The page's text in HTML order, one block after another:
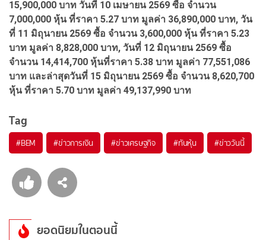
15,900,000 บาท วันที่ 10 เมษายน 2569 ซื้อ จำนวน
7,000,000 หุ้น ที่ราคา 5.27 บาท มูลค่า 36,890,000 บาท, วัน
ที่ 11 มิถุนายน 2569 ซื้อ จำนวน 3,600,000 หุ้น ที่ราคา 5.23
บาท มูลค่า 8,828,000 บาท, วันที่ 12 มิถุนายน 2569 ซื้อ
จำนวน 14,414,700 หุ้นที่ราคา 5.38 บาท มูลค่า 77,551,086
บาท และล่าสุดวันที่ 15 มิถุนายน 2569 ซื้อ จำนวน 8,620,700
หุ้น ที่ราคา 5.70 บาท มูลค่า 49,137,990 บาท
Tag
#BEM #ข่าวการเงิน #ข่าวเศรษฐกิจ #ทันหุ้น #ข่าววันนี้
ยอดนิยมในตอนนี้